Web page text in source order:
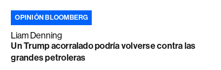
OPINIÓN BLOOMBERG
Liam Denning
Un Trump acorralado podría volverse contra las
grandes petroleras